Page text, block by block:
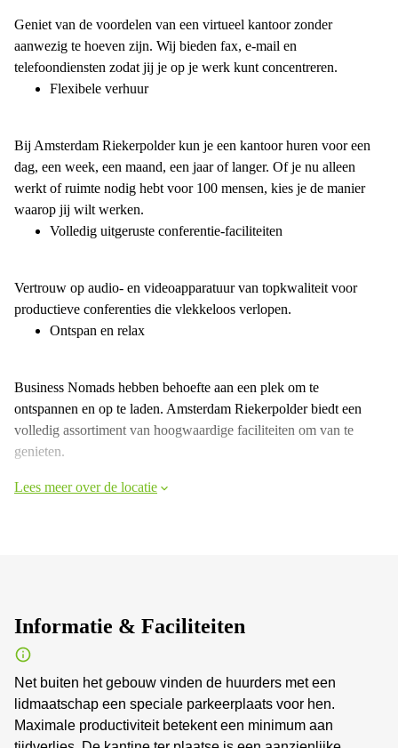
Geniet van de voordelen van een virtueel kantoor zonder
aanwezig te hoeven zijn. Wij bieden fax, e-mail en
telefoondiensten zodat jij je op je werk kunt concentreren.
Flexibele verhuur
Bij Amsterdam Riekerpolder kun je een kantoor huren voor een
dag, een week, een maand, een jaar of langer. Of je nu alleen
werkt of ruimte nodig hebt voor 100 mensen, kies je de manier
waarop jij wilt werken.
Volledig uitgeruste conferentie-faciliteiten
Vertrouw op audio- en videoapparatuur van topkwaliteit voor
productieve conferenties die vlekkeloos verlopen.
Ontspan en relax
Business Nomads hebben behoefte aan een plek om te
ontspannen en op te laden. Amsterdam Riekerpolder biedt een
volledig assortiment van hoogwaardige faciliteiten om van te
genieten.
Lees meer over de locatie
Informatie & Faciliteiten
Net buiten het gebouw vinden de huurders met een
lidmaatschap een speciale parkeerplaats voor hen.
Maximale productiviteit betekent een minimum aan